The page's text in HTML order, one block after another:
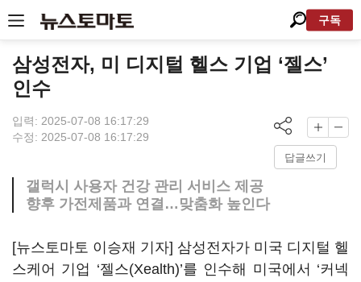
구독
삼성전자, 미 디지털 헬스 기업 ‘젤스’
인수
입력: 2025-07-08 16:17:29
수정: 2025-07-08 16:17:29
답글쓰기
갤럭시 사용자 건강 관리 서비스 제공
향후 가전제품과 연결…맞춤화 높인다
[뉴스토마토 이승재 기자] 삼성전자가 미국 디지털 헬
스케어 기업 ‘젤스(Xealth)’를 인수해 미국에서 ‘커넥